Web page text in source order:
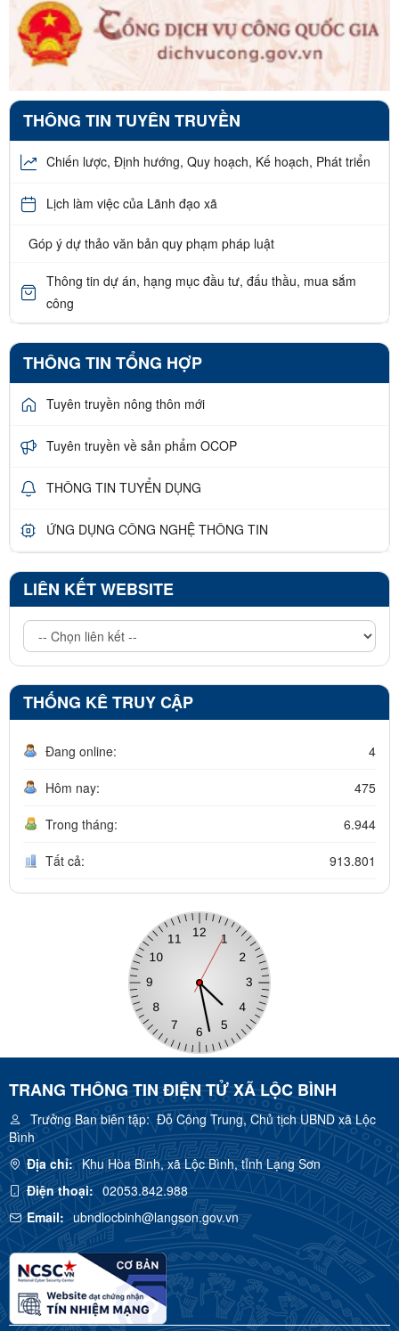
THÔNG TIN TUYÊN TRUYỀN
Chiến lược, Định hướng, Quy hoạch, Kế hoạch, Phát triển
Lịch làm việc của Lãnh đạo xã
Góp ý dự thảo văn bản quy phạm pháp luật
Thông tin dự án, hạng mục đầu tư, đấu thầu, mua sắm
công
THÔNG TIN TỔNG HỢP
Tuyên truyền nông thôn mới
Tuyên truyền về sản phẩm OCOP
THÔNG TIN TUYỂN DỤNG
ỨNG DỤNG CÔNG NGHỆ THÔNG TIN
LIÊN KẾT WEBSITE
THỐNG KÊ TRUY CẬP
Đang online: 4
Hôm nay: 475
Trong tháng: 6.944
Tất cả: 913.801
TRANG THÔNG TIN ĐIỆN TỬ XÃ LỘC BÌNH
Trưởng Ban biên tập:Đỗ Công Trung, Chủ tịch UBND xã Lộc
Bình
Địa chỉ: Khu Hòa Bình, xã Lộc Bình, tỉnh Lạng Sơn
Điện thoại: 02053.842.988
Email: ubndlocbinh@langson.gov.vn